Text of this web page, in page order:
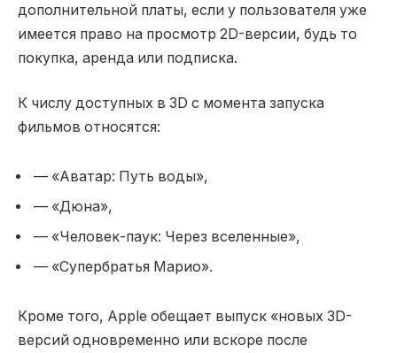
дополнительной платы, если у пользователя уже
имеется право на просмотр 2D-версии, будь то
покупка, аренда или подписка.
К числу доступных в 3D с момента запуска
фильмов относятся:
— «Аватар: Путь воды»,
— «Дюна»,
— «Человек-паук: Через вселенные»,
— «Супербратья Марио».
Кроме того, Apple обещает выпуск «новых 3D-
версий одновременно или вскоре после